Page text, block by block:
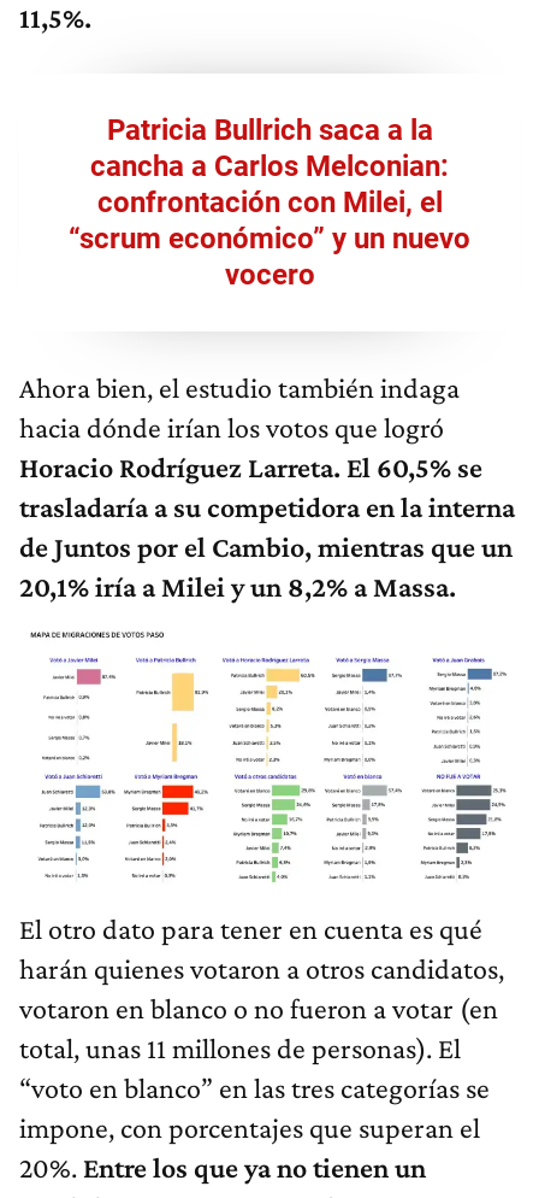
11,5%.
Patricia Bullrich saca a la
cancha a Carlos Melconian:
confrontación con Milei, el
“scrum económico” y un nuevo
vocero
Ahora bien, el estudio también indaga
hacia dónde irían los votos que logró
Horacio Rodríguez Larreta. El 60,5% se
trasladaría a su competidora en la interna
de Juntos por el Cambio, mientras que un
20,1% iría a Milei y un 8,2% a Massa.
El otro dato para tener en cuenta es qué
harán quienes votaron a otros candidatos,
votaron en blanco o no fueron a votar (en
total, unas 11 millones de personas). El
“voto en blanco” en las tres categorías se
impone, con porcentajes que superan el
20%. Entre los que ya no tienen un